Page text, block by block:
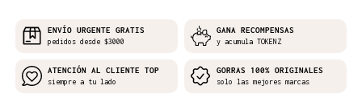
ENVÍO URGENTE GRATIS
pedidos desde $3000
GANA RECOMPENSAS
y acumula TOKENZ
ATENCIÓN AL CLIENTE TOP
siempre a tu lado
GORRAS 100% ORIGINALES
solo las mejores marcas